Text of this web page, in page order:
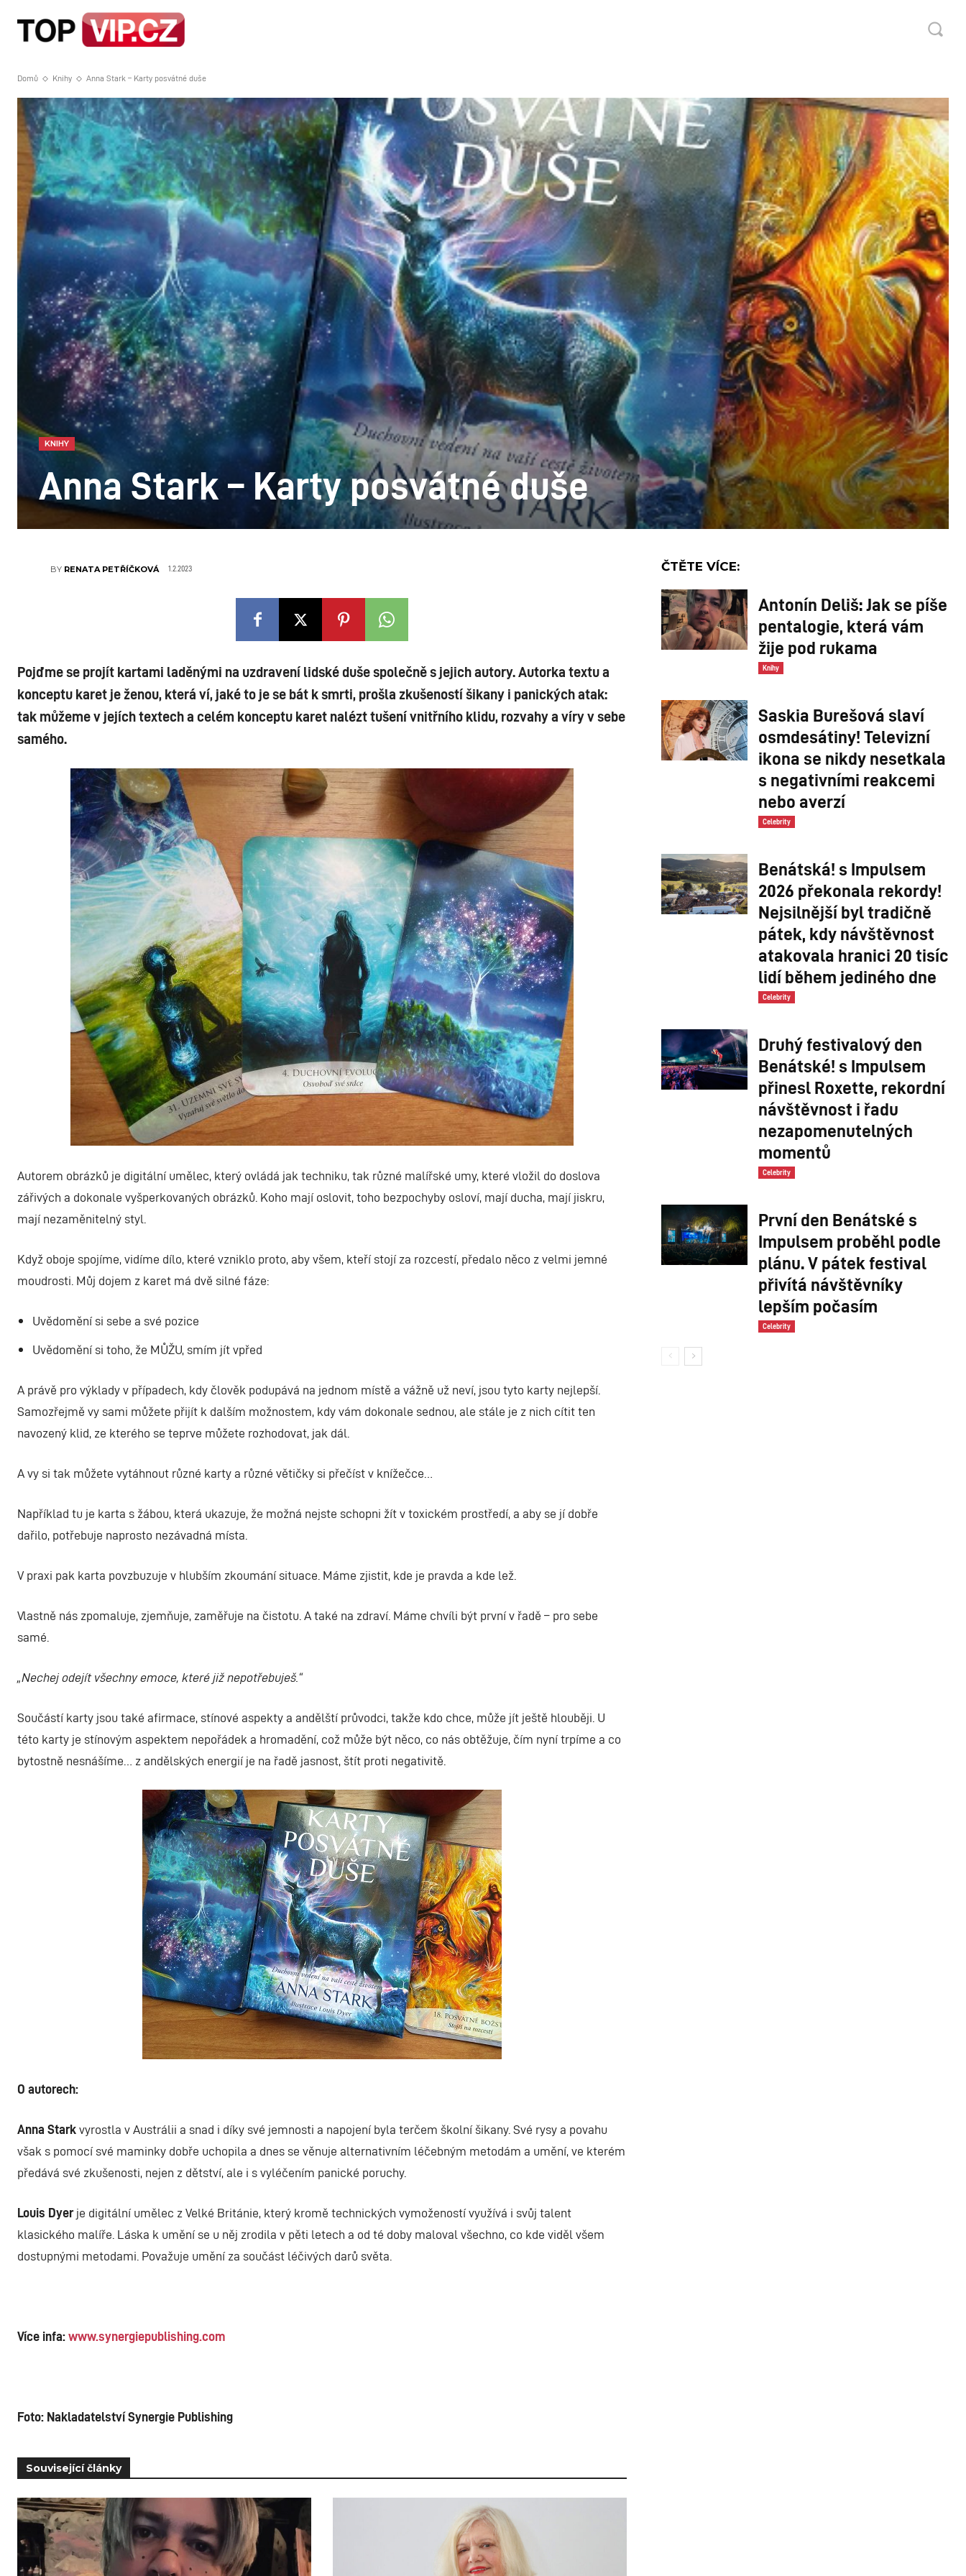
Domů Knihy Anna Stark – Karty posvátné duše
KNIHY
Anna Stark – Karty posvátné duše
BY RENATA PETŘÍČKOVÁ 1.2.2023
Pojďme se projít kartami laděnými na uzdravení lidské duše společně s jejich autory. Autorka textu a
konceptu karet je ženou, která ví, jaké to je se bát k smrti, prošla zkušeností šikany i panických atak:
tak můžeme v jejích textech a celém konceptu karet nalézt tušení vnitřního klidu, rozvahy a víry v sebe
samého.
Autorem obrázků je digitální umělec, který ovládá jak techniku, tak různé malířské umy, které vložil do doslova
zářivých a dokonale vyšperkovaných obrázků. Koho mají oslovit, toho bezpochyby osloví, mají ducha, mají jiskru,
mají nezaměnitelný styl.
Když oboje spojíme, vidíme dílo, které vzniklo proto, aby všem, kteří stojí za rozcestí, předalo něco z velmi jemné
moudrosti. Můj dojem z karet má dvě silné fáze:
Uvědomění si sebe a své pozice
Uvědomění si toho, že MŮŽU, smím jít vpřed
A právě pro výklady v případech, kdy člověk podupává na jednom místě a vážně už neví, jsou tyto karty nejlepší.
Samozřejmě vy sami můžete přijít k dalším možnostem, kdy vám dokonale sednou, ale stále je z nich cítit ten
navozený klid, ze kterého se teprve můžete rozhodovat, jak dál.
A vy si tak můžete vytáhnout různé karty a různé větičky si přečíst v knížečce…
Například tu je karta s žábou, která ukazuje, že možná nejste schopni žít v toxickém prostředí, a aby se jí dobře
dařilo, potřebuje naprosto nezávadná místa.
V praxi pak karta povzbuzuje v hlubším zkoumání situace. Máme zjistit, kde je pravda a kde lež.
Vlastně nás zpomaluje, zjemňuje, zaměřuje na čistotu. A také na zdraví. Máme chvíli být první v řadě – pro sebe
samé.
„Nechej odejít všechny emoce, které již nepotřebuješ.“
Součástí karty jsou také afirmace, stínové aspekty a andělští průvodci, takže kdo chce, může jít ještě hlouběji. U
této karty je stínovým aspektem nepořádek a hromadění, což může být něco, co nás obtěžuje, čím nyní trpíme a co
bytostně nesnášíme… z andělských energií je na řadě jasnost, štít proti negativitě.
O autorech:
Anna Starkvyrostla v Austrálii a snad i díky své jemnosti a napojení byla terčem školní šikany. Své rysy a povahu
však s pomocí své maminky dobře uchopila a dnes se věnuje alternativním léčebným metodám a umění, ve kterém
předává své zkušenosti, nejen z dětství, ale i s vyléčením panické poruchy.
Louis Dyerje digitální umělec z Velké Británie, který kromě technických vymožeností využívá i svůj talent
klasického malíře. Láska k umění se u něj zrodila v pěti letech a od té doby maloval všechno, co kde viděl všem
dostupnými metodami. Považuje umění za součást léčivých darů světa.
Více infa:www.synergiepublishing.com
Foto: Nakladatelství Synergie Publishing
Související články
ČTĚTE VÍCE:
Antonín Deliš: Jak se píše
pentalogie, která vám
žije pod rukama
Knihy
Saskia Burešová slaví
osmdesátiny! Televizní
ikona se nikdy nesetkala
s negativními reakcemi
nebo averzí
Celebrity
Benátská! s Impulsem
2026 překonala rekordy!
Nejsilnější byl tradičně
pátek, kdy návštěvnost
atakovala hranici 20 tisíc
lidí během jediného dne
Celebrity
Druhý festivalový den
Benátské! s Impulsem
přinesl Roxette, rekordní
návštěvnost i řadu
nezapomenutelných
momentů
Celebrity
První den Benátské s
Impulsem proběhl podle
plánu. V pátek festival
přivítá návštěvníky
lepším počasím
Celebrity